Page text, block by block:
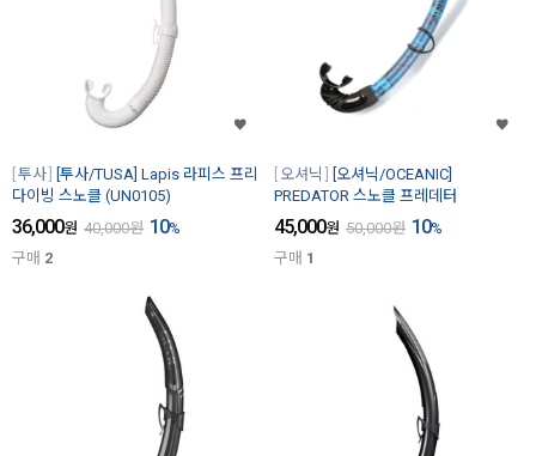
투사
[투사/TUSA] Lapis 라피스 프리
다이빙 스노클 (UN0105)
36,000원 40,000원 10%
구매 2
오셔닉
[오셔닉/OCEANIC]
PREDATOR 스노클 프레데터
45,000원 50,000원 10%
구매 1